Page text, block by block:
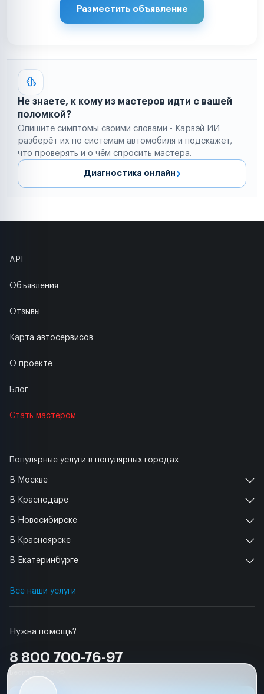
Разместить объявление
Не знаете, к кому из мастеров идти с вашей
поломкой?
Опишите симптомы своими словами - Карвэй ИИ
разберёт их по системам автомобиля и подскажет,
что проверять и о чём спросить мастера.
Диагностика онлайн
Нужна помощь?
8 800 700-76-97
Популярные услуги в популярных городах
В Москве
В Краснодаре
В Новосибирске
В Красноярске
В Екатеринбурге
Все наши услуги
API
Объявления
Отзывы
Карта автосервисов
О проекте
Блог
Стать мастером